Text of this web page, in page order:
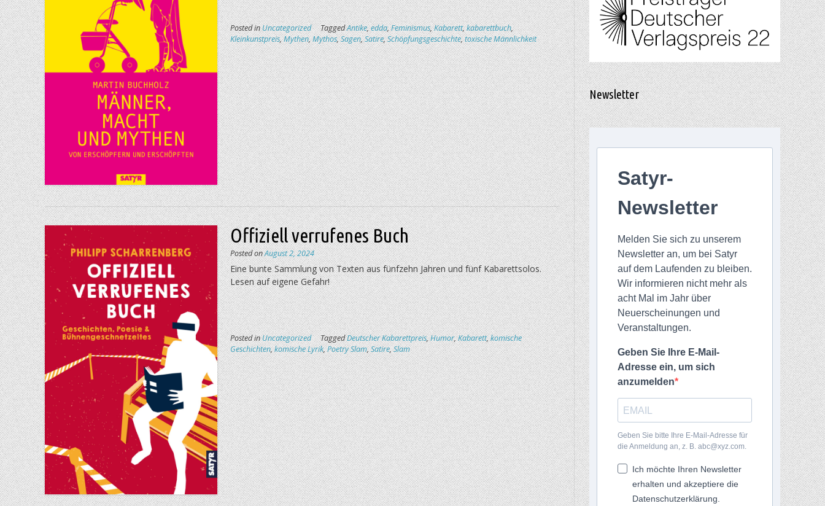
Posted inUncategorized TaggedAntike,edda,Feminismus,Kabarett,kabarettbuch,
Kleinkunstpreis,Mythen,Mythos,Sagen,Satire,Schöpfungsgeschichte,toxische Männlichkeit
Offiziell verrufenes Buch
Posted onAugust 2, 2024
Eine bunte Sammlung von Texten aus fünfzehn Jahren und fünf Kabarettsolos.
Lesen auf eigene Gefahr!
Posted inUncategorized TaggedDeutscher Kabarettpreis,Humor,Kabarett,komische
Geschichten,komische Lyrik,Poetry Slam,Satire,Slam
Newsletter
Satyr-
Newsletter
Melden Sie sich zu unserem
Newsletter an, um bei Satyr
auf dem Laufenden zu bleiben.
Wir informieren nicht mehr als
acht Mal im Jahr über
Neuerscheinungen und
Veranstaltungen.
Geben Sie Ihre E-Mail-
Adresse ein, um sich
anzumelden
Geben Sie bitte Ihre E-Mail-Adresse für
die Anmeldung an, z. B. abc@xyz.com.
Ich möchte Ihren Newsletter
erhalten und akzeptiere die
Datenschutzerklärung.